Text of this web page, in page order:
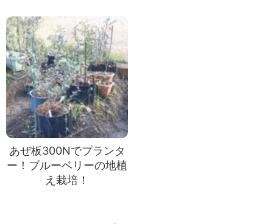
あぜ板300Nでプランタ
ー！ブルーベリーの地植
え栽培！